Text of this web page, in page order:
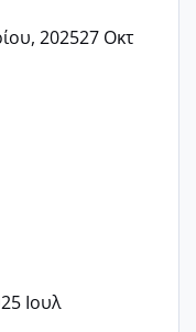
202527 Οκτ
25 Ιουλ